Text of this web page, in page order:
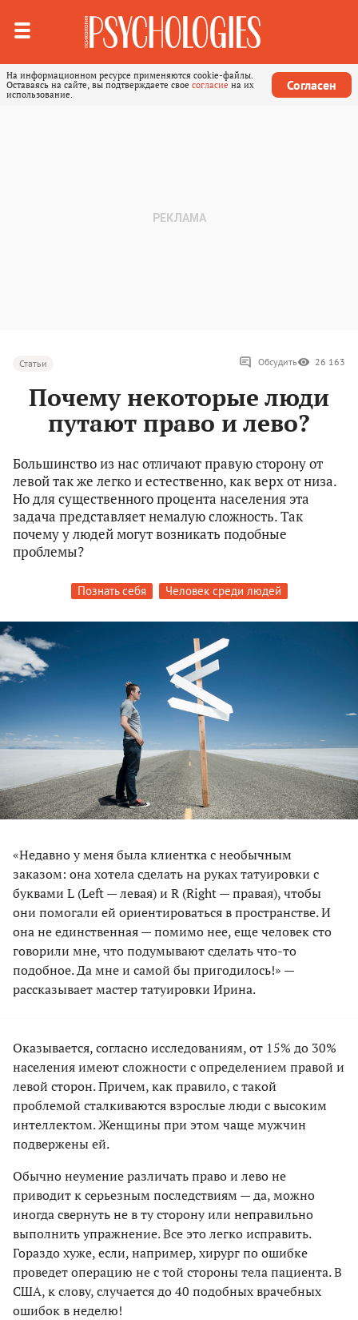
На информационном ресурсе применяются cookie-файлы.
Оставаясь на сайте, вы подтверждаете свое согласие на их
использование.
Согласен
Статьи Обсудить 26 163
Почему некоторые люди
путают право и лево?
Большинство из нас отличают правую сторону от
левой так же легко и естественно, как верх от низа.
Но для существенного процента населения эта
задача представляет немалую сложность. Так
почему у людей могут возникать подобные
проблемы?
Познать себя Человек среди людей
«Недавно у меня была клиентка с необычным
заказом: она хотела сделать на руках татуировки с
буквами L (Left — левая) и R (Right — правая), чтобы
они помогали ей ориентироваться в пространстве. И
она не единственная — помимо нее, еще человек сто
говорили мне, что подумывают сделать что-то
подобное. Да мне и самой бы пригодилось!» —
рассказывает мастер татуировки Ирина.
Оказывается, согласно исследованиям, от 15% до 30%
населения имеют сложности с определением правой и
левой сторон. Причем, как правило, с такой
проблемой сталкиваются взрослые люди с высоким
интеллектом. Женщины при этом чаще мужчин
подвержены ей.
Обычно неумение различать право и лево не
приводит к серьезным последствиям — да, можно
иногда свернуть не в ту сторону или неправильно
выполнить упражнение. Все это легко исправить.
Гораздо хуже, если, например, хирург по ошибке
проведет операцию не с той стороны тела пациента. В
США, к слову, случается до 40 подобных врачебных
ошибок в неделю!